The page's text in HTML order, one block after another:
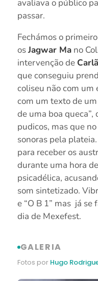
avaliava o público
passar.
Fechámos o
osJagwar Mano
intervenção de
que conseguiu
coliseu não com um
com um texto de
de uma boa
pudicos, mas que
sonoras pela
para receber os
durante uma hora
psicadélica,
som sintetizado.
e “O B 1” mas já se
dia de Mexefest.
GALERIA
Fotos por Hugo